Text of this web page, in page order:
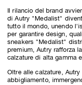
Il rilancio del brand
di Autry "Medalist"
tutto il mondo, unendo
per garantire design,
sneakers "Medalist"
premium, Autry rafforza
calzature di alta gamma
Oltre alle calzature,
abbigliamento,